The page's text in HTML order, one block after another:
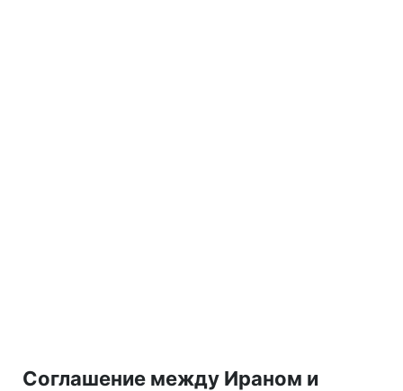
Соглашение между Ираном и